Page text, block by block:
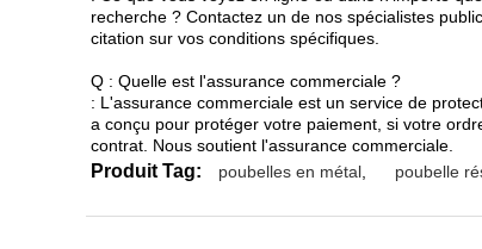
recherche ? Contactez un de nos spécialistes
citation sur vos conditions spécifiques.
Q : Quelle est l'assurance commerciale ?
: L'assurance commerciale est un service de
a conçu pour protéger votre paiement, si votre
contrat. Nous soutient l'assurance commerciale.
Produit Tag: poubelles en métal poubelle